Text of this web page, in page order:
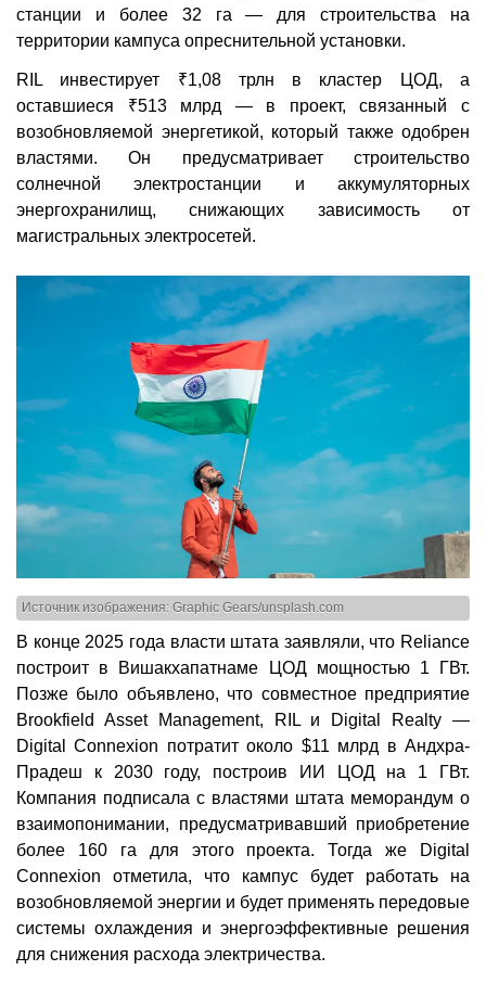
станции и более 32 га — для строительства на
территории кампуса опреснительной установки.
RIL инвестирует ₹1,08 трлн в кластер ЦОД, а
оставшиеся ₹513 млрд — в проект, связанный с
возобновляемой энергетикой, который также одобрен
властями. Он предусматривает строительство
солнечной электростанции и аккумуляторных
энергохранилищ, снижающих зависимость от
магистральных электросетей.
Источник изображения: Graphic Gears/unsplash.com
В конце 2025 года власти штата заявляли, что Reliance
построит в Вишакхапатнаме ЦОД мощностью 1 ГВт.
Позже было объявлено, что совместное предприятие
Brookfield Asset Management, RIL и Digital Realty —
Digital Connexion потратит около $11 млрд в Андхра-
Прадеш к 2030 году, построив ИИ ЦОД на 1 ГВт.
Компания подписала с властями штата меморандум о
взаимопонимании, предусматривавший приобретение
более 160 га для этого проекта. Тогда же Digital
Connexion отметила, что кампус будет работать на
возобновляемой энергии и будет применять передовые
системы охлаждения и энергоэффективные решения
для снижения расхода электричества.